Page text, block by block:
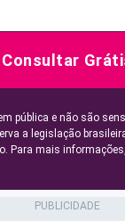
Consultar
pública e não são
a legislação
Para mais informações,